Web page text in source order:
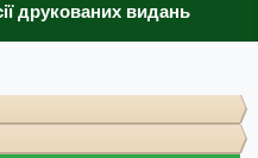
друкованих видань